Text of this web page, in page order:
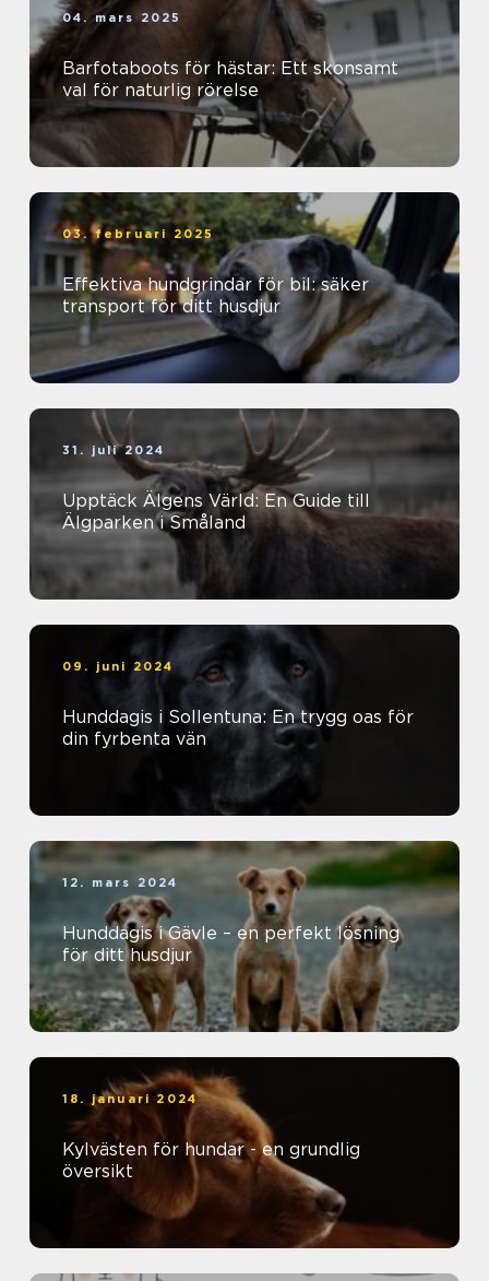
04. mars 2025
Barfotaboots för hästar: Ett skonsamt
val för naturlig rörelse
03. februari 2025
Effektiva hundgrindar för bil: säker
transport för ditt husdjur
31. juli 2024
Upptäck Älgens Värld: En Guide till
Älgparken i Småland
09. juni 2024
Hunddagis i Sollentuna: En trygg oas för
din fyrbenta vän
12. mars 2024
Hunddagis i Gävle – en perfekt lösning
för ditt husdjur
18. januari 2024
Kylvästen för hundar - en grundlig
översikt